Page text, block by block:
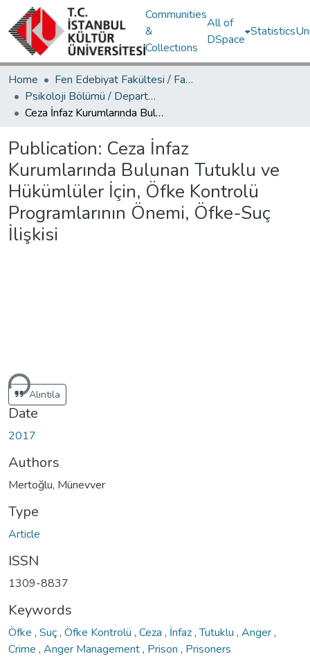
Communities
&
Collections
All of
DSpace
Statistics
Home
Fen Edebiyat Fakültesi / Faculty of Letters and Sciences
Psikoloji Bölümü / Department of Psychology
Ceza İnfaz Kurumlarında Bulunan Tutuklu ve Hükümlüler İçin, Öfke Kontrolü Programlarının Önemi, Öfke-Suç İlişkisi
Publication: Ceza İnfaz
Kurumlarında Bulunan Tutuklu ve
Hükümlüler İçin, Öfke Kontrolü
Programlarının Önemi, Öfke-Suç
İlişkisi
Alıntıla
Date
2017
Authors
Mertoğlu, Münevver
Type
Article
ISSN
1309-8837
Keywords
Öfke , Suç, Öfke Kontrolü , Ceza , İnfaz,Tutuklu , Anger,
Crime , Anger Management, Prison , Prisoners